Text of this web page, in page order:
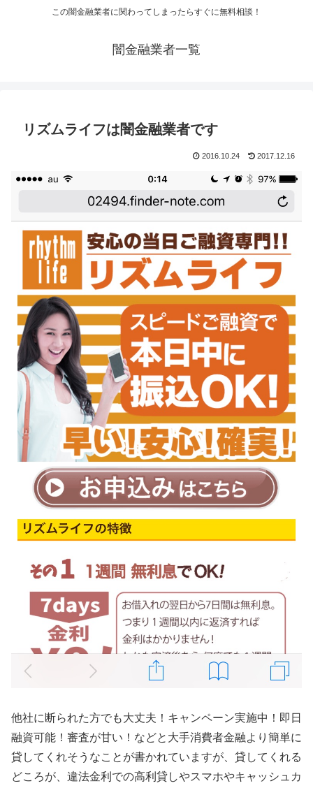
この闇金融業者に関わってしまったらすぐに無料相談！
闇金融業者一覧
リズムライフは闇金融業者です
2016.10.24 2017.12.16
他社に断られた方でも大丈夫！キャンペーン実施中！即日
融資可能！審査が甘い！などと大手消費者金融より簡単に
貸してくれそうなことが書かれていますが、貸してくれる
どころが、違法金利での高利貸しやスマホやキャッシュカ